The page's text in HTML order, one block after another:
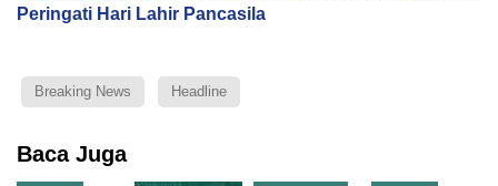
Peringati Hari Lahir Pancasila
Breaking News Headline
Baca Juga